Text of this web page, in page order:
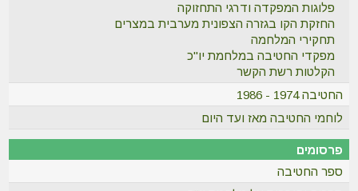
פלוגות המפקדה ודרגי התחזוקה
החזקת הקו בגזרה הצפונית מערבית במצרים
תחקירי המלחמה
מפקדי החטיבה במלחמת יו"כ
הקלטות רשת הקשר
החטיבה 1974 - 1986
לוחמי החטיבה מאז ועד היום
פרסומים
ספר החטיבה